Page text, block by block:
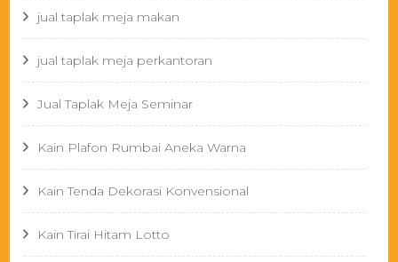
jual taplak meja makan
jual taplak meja perkantoran
Jual Taplak Meja Seminar
Kain Plafon Rumbai Aneka Warna
Kain Tenda Dekorasi Konvensional
Kain Tirai Hitam Lotto